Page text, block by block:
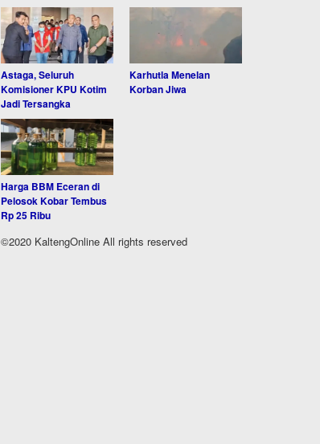
Astaga, Seluruh
Komisioner KPU Kotim
Jadi Tersangka
Karhutla Menelan
Korban Jiwa
Harga BBM Eceran di
Pelosok Kobar Tembus
Rp 25 Ribu
©2020 KaltengOnline All rights reserved